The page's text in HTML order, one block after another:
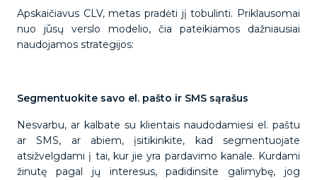
Apskaičiavus CLV, metas pradėti jį tobulinti. Priklausomai
nuo jūsų verslo modelio, čia pateikiamos dažniausiai
naudojamos strategijos:
Segmentuokite savo el. pašto ir SMS sąrašus
Nesvarbu, ar kalbate su klientais naudodamiesi el. paštu
ar SMS, ar abiem, įsitikinkite, kad segmentuojate
atsižvelgdami į tai, kur jie yra pardavimo kanale. Kurdami
žinutę pagal jų interesus, padidinsite galimybę, jog